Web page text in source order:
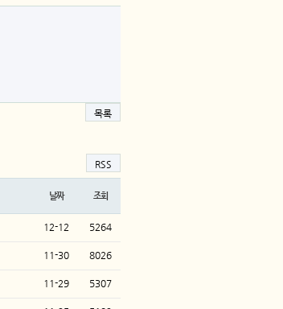
목록
RSS
날짜 조회
12-12 5264
11-30 8026
11-29 5307